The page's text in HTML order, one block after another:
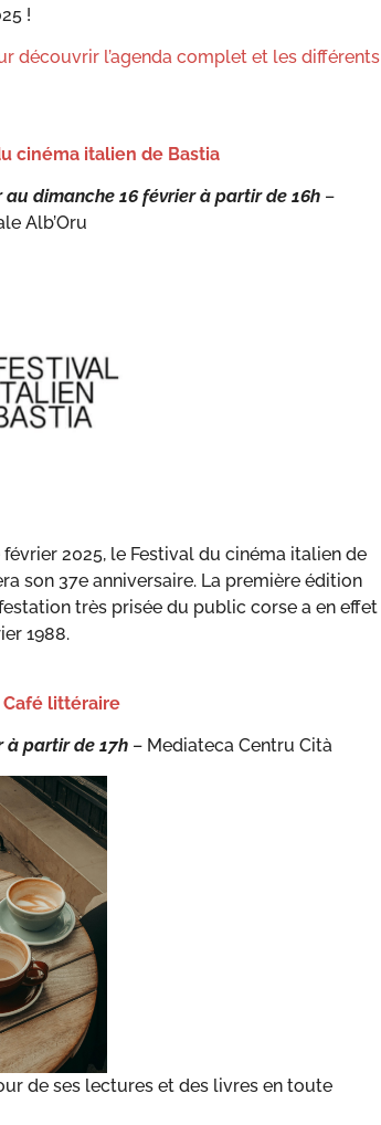
!
découvrir l’agenda complet et les différents
cinéma italien de Bastia
au dimanche 16 février à partir de 16h –
Alb’Oru
février 2025, le Festival du cinéma italien de
son 37e anniversaire. La première édition
très prisée du public corse a en effet
1988.
littéraire
à partir de 17h – Mediateca Centru Cità
de ses lectures et des livres en toute